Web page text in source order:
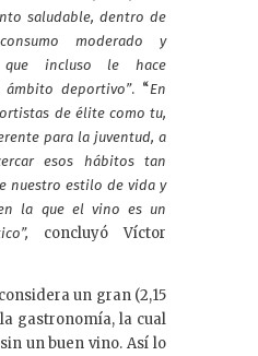
saludable, dentro de
moderado y
que incluso le hace
deportivo”. “En
de élite como tu,
para la juventud, a
esos hábitos tan
nuestro estilo de vida y
la que el vino es un
concluyó Víctor
un gran (2,15
gastronomía, la cual
un buen vino. Así lo